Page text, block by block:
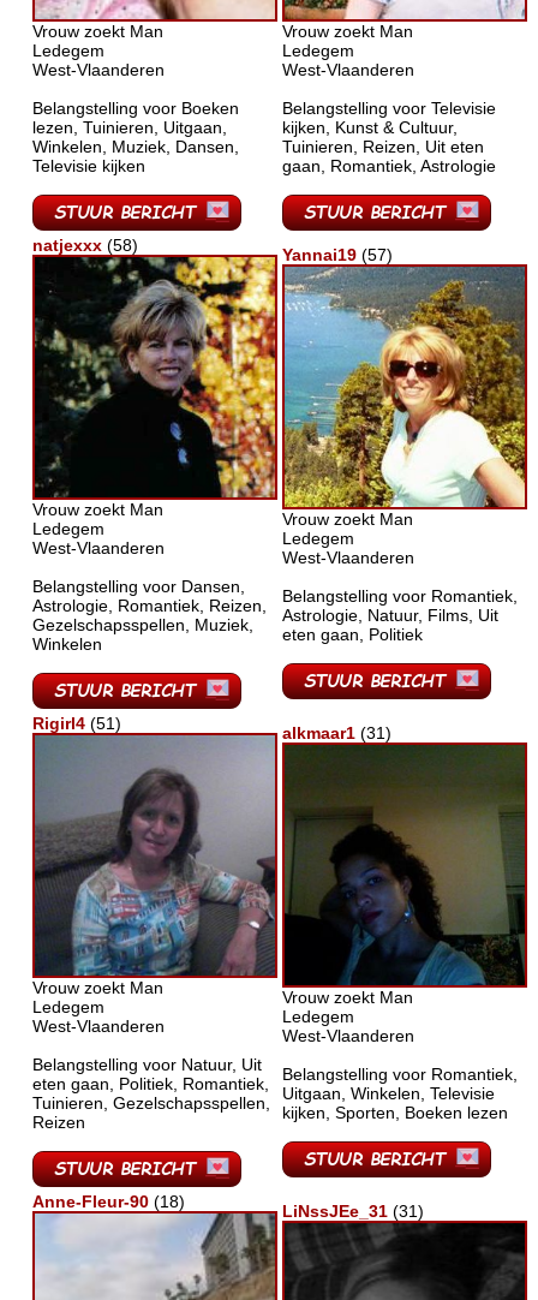
Vrouw zoekt Man
Ledegem
West-Vlaanderen
Belangstelling voor Boeken
lezen, Tuinieren, Uitgaan,
Winkelen, Muziek, Dansen,
Televisie kijken
Vrouw zoekt Man
Ledegem
West-Vlaanderen
Belangstelling voor Televisie
kijken, Kunst & Cultuur,
Tuinieren, Reizen, Uit eten
gaan, Romantiek, Astrologie
natjexxx (58)
Vrouw zoekt Man
Ledegem
West-Vlaanderen
Belangstelling voor Dansen,
Astrologie, Romantiek, Reizen,
Gezelschapsspellen, Muziek,
Winkelen
Yannai19 (57)
Vrouw zoekt Man
Ledegem
West-Vlaanderen
Belangstelling voor Romantiek,
Astrologie, Natuur, Films, Uit
eten gaan, Politiek
Rigirl4 (51)
Vrouw zoekt Man
Ledegem
West-Vlaanderen
Belangstelling voor Natuur, Uit
eten gaan, Politiek, Romantiek,
Tuinieren, Gezelschapsspellen,
Reizen
alkmaar1 (31)
Vrouw zoekt Man
Ledegem
West-Vlaanderen
Belangstelling voor Romantiek,
Uitgaan, Winkelen, Televisie
kijken, Sporten, Boeken lezen
Anne-Fleur-90 (18) LiNssJEe_31 (31)